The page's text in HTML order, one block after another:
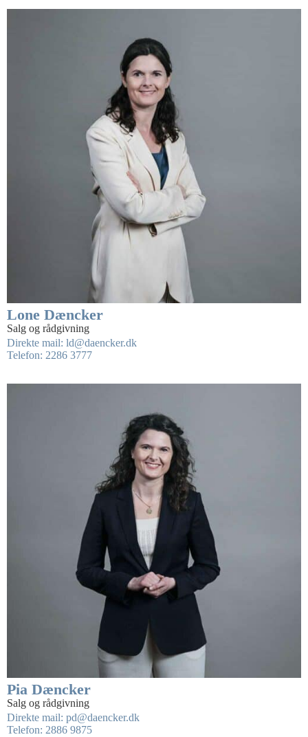
Lone Dæncker
Salg og rådgivning
Direkte mail: ld@daencker.dk
Telefon: 2286 3777
Pia Dæncker
Salg og rådgivning
Direkte mail: pd@daencker.dk
Telefon: 2886 9875